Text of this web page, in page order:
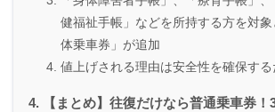
健福祉手帳」などを所持する方を対
体乗車券」が追加
値上げされる理由は安全性を確保する
【まとめ】往復だけなら普通乗車券